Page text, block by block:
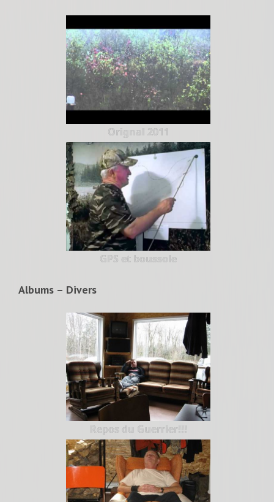
Orignal 2011
GPS et boussole
Albums – Divers
Repos du Guerrier!!!